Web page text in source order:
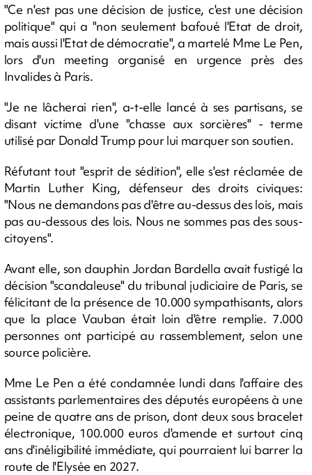
"Ce n'est pas une décision de justice, c'est une décision
politique" qui a "non seulement bafoué l'Etat de droit,
mais aussi l'Etat de démocratie", a martelé Mme Le Pen,
lors d'un meeting organisé en urgence près des
Invalides à Paris.
"Je ne lâcherai rien", a-t-elle lancé à ses partisans, se
disant victime d'une "chasse aux sorcières" - terme
utilisé par Donald Trump pour lui marquer son soutien.
Réfutant tout "esprit de sédition", elle s'est réclamée de
Martin Luther King, défenseur des droits civiques:
"Nous ne demandons pas d'être au-dessus des lois, mais
pas au-dessous des lois. Nous ne sommes pas des sous-
citoyens".
Avant elle, son dauphin Jordan Bardella avait fustigé la
décision "scandaleuse" du tribunal judiciaire de Paris, se
félicitant de la présence de 10.000 sympathisants, alors
que la place Vauban était loin d'être remplie. 7.000
personnes ont participé au rassemblement, selon une
source policière.
Mme Le Pen a été condamnée lundi dans l'affaire des
assistants parlementaires des députés européens à une
peine de quatre ans de prison, dont deux sous bracelet
électronique, 100.000 euros d'amende et surtout cinq
ans d'inéligibilité immédiate, qui pourraient lui barrer la
route de l'Elysée en 2027.